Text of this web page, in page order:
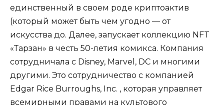
единственный в своем роде криптоактив
(который может быть чем угодно — от
искусства до. Далее, запускает коллекцию NFT
«Тарзан» в честь 50-летия комикса. Компания
сотрудничала с Disney, Marvel, DC и многими
другими. Это сотрудничество с компанией
Edgar Rice Burroughs, Inc. , которая управляет
всемирными правами на культового